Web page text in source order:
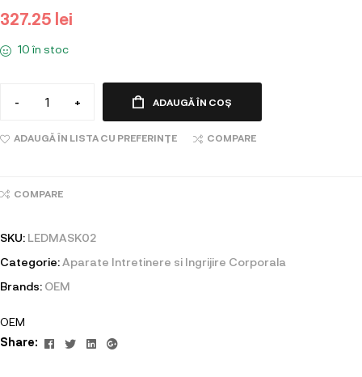
327.25 lei
10 în stoc
- + ADAUGĂ ÎN COȘ
ADAUGĂ ÎN LISTA CU PREFERINȚE COMPARE
COMPARE
SKU: LEDMASK02
Categorie:Aparate Intretinere si Ingrijire Corporala
Brands: OEM
OEM
Share:
Facebook
TwitterLinkedin
Google+